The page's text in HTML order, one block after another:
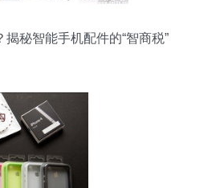
秘智能手机配件的“智商税”